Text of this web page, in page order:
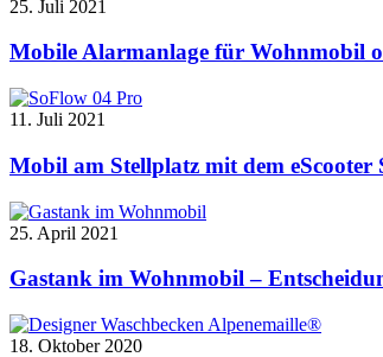
25. Juli 2021
Mobile Alarmanlage für Wohnmobil
11. Juli 2021
Mobil am Stellplatz mit dem eScooter
25. April 2021
Gastank im Wohnmobil –
18. Oktober 2020